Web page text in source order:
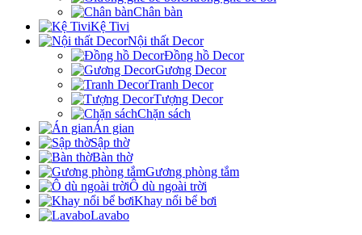
Chân bàn
Kệ Tivi
Nội thất Decor
Đồng hồ Decor
Gương Decor
Tranh Decor
Tượng Decor
Chặn sách
Án gian
Sập thờ
Bàn thờ
Gương phòng tắm
Ô dù ngoài trời
Khay nổi bể bơi
Lavabo